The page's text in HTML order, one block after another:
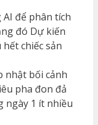
AI để phân tích
đó Dự kiến
chiếc sản
nhật bối cảnh
pha đon đả
ngày 1 ít nhiều